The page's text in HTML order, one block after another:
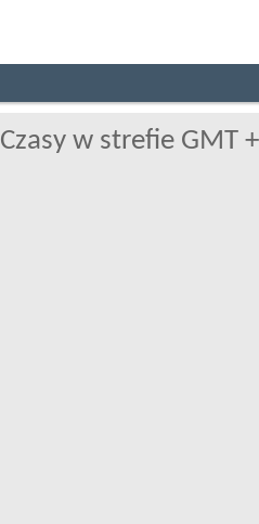
Czasy w strefie GMT